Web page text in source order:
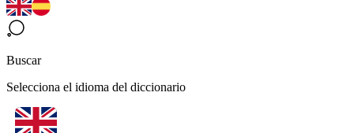
Buscar
Selecciona el idioma del diccionario